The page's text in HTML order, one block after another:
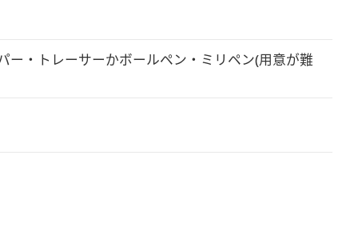
・トレーサーかボールペン・ミリペン(用意が難